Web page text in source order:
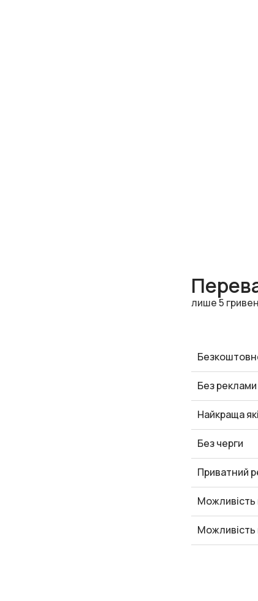
лише 5
Без реклами
Найкраща
Без черги
Приватний
Можливість
Можливість